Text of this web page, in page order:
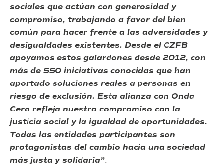
sociales que actúan con generosidad y
compromiso, trabajando a favor del bien
común para hacer frente a las adversidades y
desigualdades existentes. Desde el CZFB
apoyamos estos galardones desde 2012, con
más de 550 iniciativas conocidas que han
aportado soluciones reales a personas en
riesgo de exclusión. Esta alianza con Onda
Cero refleja nuestro compromiso con la
justicia social y la igualdad de oportunidades.
Todas las entidades participantes son
protagonistas del cambio hacia una sociedad
más justa y solidaria”.